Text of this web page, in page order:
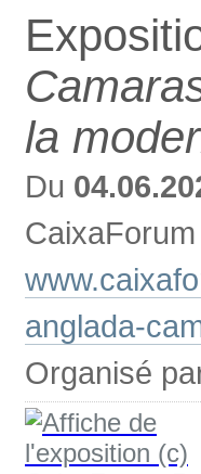
la
Du
anglada-
Organisé